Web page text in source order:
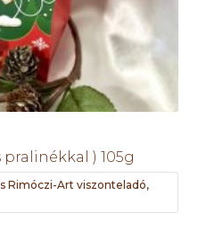
pralinékkal ) 105g
Rimóczi-Art viszonteladó,